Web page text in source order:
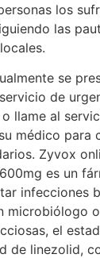
los
las
se
de
llame al
médico para
Zyvox
es un
infecciones
microbiólogo
el
de linezolid,